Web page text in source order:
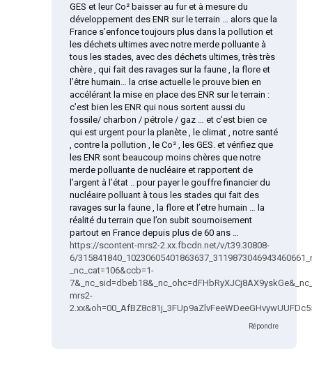
GES et leur Co² baisser au fur et à mesure du
développement des ENR sur le terrain … alors que la
France s’enfonce toujours plus dans la pollution et
les déchets ultimes avec notre merde polluante à
tous les stades, avec des déchets ultimes, très très
chère , qui fait des ravages sur la faune , la flore et
l’être humain… la crise actuelle le prouve bien en
accélérant la mise en place des ENR sur le terrain :
c’est bien les ENR qui nous sortent aussi du
fossile/ charbon / pétrole / gaz … et c’est bien ce
qui est urgent pour la planète , le climat , notre santé
, contre la pollution , le Co² , les GES. et vérifiez que
les ENR sont beaucoup moins chères que notre
merde polluante de nucléaire et rapportent de
l’argent à l’état .. pour payer le gouffre financier du
nucléaire polluant à tous les stades qui fait des
ravages sur la faune , la flore et l’etre humain … la
réalité du terrain que l’on subit sournoisement
partout en France depuis plus de 60 ans …
https://scontent-mrs2-2.xx.fbcdn.net/v/t39.30808-
6/
_nc_cat=106&ccb=1-
mrs2-
Répondre